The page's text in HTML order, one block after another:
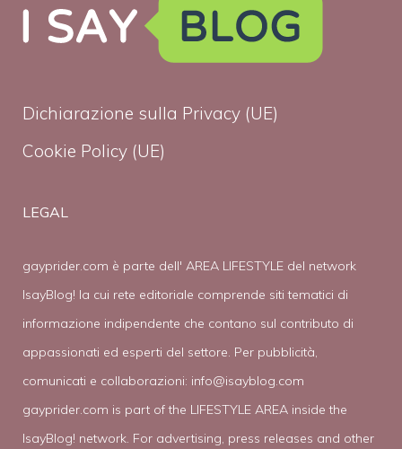
Dichiarazione sulla Privacy (UE)
Cookie Policy (UE)
LEGAL
gayprider.com è parte dell' AREA LIFESTYLE del network
IsayBlog! la cui rete editoriale comprende siti tematici di
informazione indipendente che contano sul contributo di
appassionati ed esperti del settore. Per pubblicità,
comunicati e collaborazioni: info@isayblog.com
gayprider.com is part of the LIFESTYLE AREA inside the
IsayBlog! network. For advertising, press releases and other